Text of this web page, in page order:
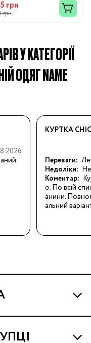
грн
грн
У КАТЕГОРІЇ
ОДЯГ NAME
.
КУРТКА
Переваги:
Недоліки:
Коментар:
о. По всій
анини.
альний